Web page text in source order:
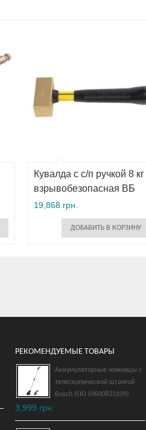
Кувалда с с/п ручкой 8 кг
взрывобезопасная ВБ
19,868 грн.
ДОБАВИТЬ В КОРЗИНУ
Кувалда для руды с
ручкой 1 кг
взрывобезопасная ВБ
РЕКОМЕНДУЕМЫЕ ТОВАРЫ
Аккумуляторные ножницы с
телескопической штангой
Bosch ISIO (0600833109)
3,999 грн.